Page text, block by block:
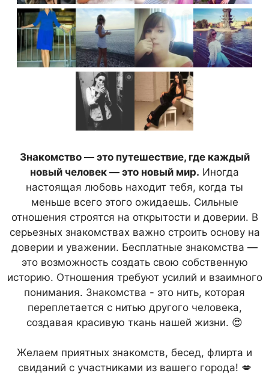
Знакомство — это путешествие, где каждый
новый человек — это новый мир. Иногда
настоящая любовь находит тебя, когда ты
меньше всего этого ожидаешь. Сильные
отношения строятся на открытости и доверии. В
серьезных знакомствах важно строить основу на
доверии и уважении. Бесплатные знакомства —
это возможность создать свою собственную
историю. Отношения требуют усилий и взаимного
понимания. Знакомства - это нить, которая
переплетается с нитью другого человека,
создавая красивую ткань нашей жизни. 😍
Желаем приятных знакомств, бесед, флирта и
свиданий с участниками из вашего города! 💋